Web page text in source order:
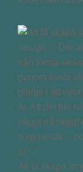
Att få skapa